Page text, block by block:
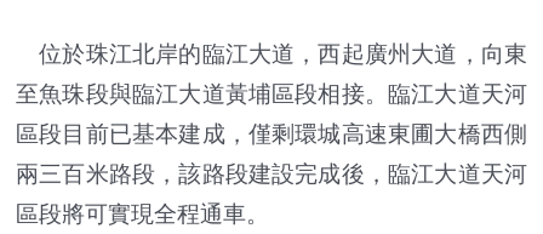
位於珠江北岸的臨江大道，西起廣州大道，向東
至魚珠段與臨江大道黃埔區段相接。臨江大道天河
區段目前已基本建成，僅剩環城高速東圃大橋西側
兩三百米路段，該路段建設完成後，臨江大道天河
區段將可實現全程通車。